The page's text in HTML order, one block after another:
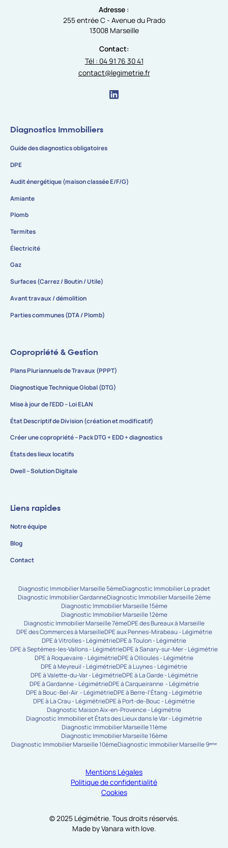
Adresse :
255 entrée C - Avenue du Prado
13008 Marseille
Contact:
Tél : 04 91 76 30 41
contact@legimetrie.fr
Diagnostics Immobiliers
Guide des diagnostics obligatoires
DPE
Audit énergétique (maison classée E/F/G)
Amiante
Plomb
Termites
Électricité
Gaz
Surfaces (Carrez / Boutin / Utile)
Avant travaux / démolition
Parties communes (DTA / Plomb)
Copropriété & Gestion
Plans Pluriannuels de Travaux (PPPT)
Diagnostique Technique Global (DTG)
Mise à jour de l’EDD – Loi ELAN
État Descriptif de Division (création et modificatif)
Créer une copropriété – Pack DTG + EDD + diagnostics
États des lieux locatifs
Dwell – Solution Digitale
Liens rapides
Notre équipe
Blog
Contact
Diagnostic Immobilier Marseille 5èmeDiagnostic Immobilier Le pradet
Diagnostic Immobilier GardanneDiagnostic Immobilier Marseille 2ème
Diagnostic Immobilier Marseille 15ème
Diagnostic Immobilier Marseille 12ème
Diagnostic Immobilier Marseille 7èmeDPE des Bureaux à Marseille
DPE des Commerces à MarseilleDPE aux Pennes-Mirabeau - Légimétrie
DPE à Vitrolles - LégimétrieDPE à Toulon - Légimétrie
DPE à Septèmes-les-Vallons - LégimétrieDPE à Sanary-sur-Mer - Légimétrie
DPE à Roquevaire - LégimétrieDPE à Ollioules - Légimétrie
DPE à Meyreuil - LégimétrieDPE à Luynes - Légimétrie
DPE à Valette-du-Var - LégimétrieDPE à La Garde - Légimétrie
DPE à Gardanne - LégimétrieDPE à Carqueiranne - Légimétrie
DPE à Bouc-Bel-Air - LégimétrieDPE à Berre-l’Étang - Légimétrie
DPE à La Crau - LégimétrieDPE à Port-de-Bouc - Légimétrie
Diagnostic Maison Aix-en-Provence - Légimétrie
Diagnostic Immobilier et États des Lieux dans le Var - Légimétrie
Diagnostic Immobilier Marseille 11ème
Diagnostic Immobilier Marseille 16ème
Diagnostic Immobilier Marseille 10èmeDiagnostic Immobilier Marseille 9ᵉᵐᵉ
© 2025 Légimétrie. Tous droits réservés.
Made by Vanara with love.
Mentions Légales
Politique de confidentialité
Cookies